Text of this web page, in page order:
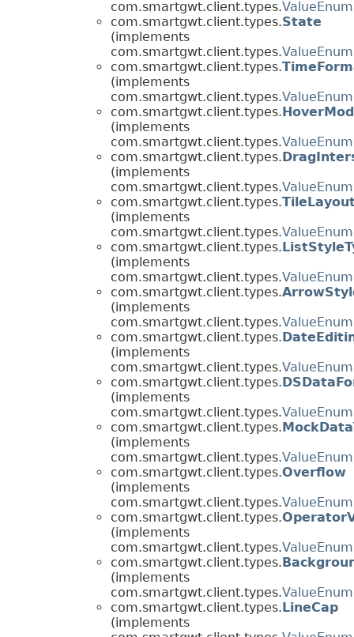
com.smartgwt.client.types.ValueEnum
com.smartgwt.client.types.State
(implements
com.smartgwt.client.types.ValueEnum
com.smartgwt.client.types.
(implements
com.smartgwt.client.types.ValueEnum
com.smartgwt.client.types.
(implements
com.smartgwt.client.types.ValueEnum
com.smartgwt.client.types.
(implements
com.smartgwt.client.types.ValueEnum
com.smartgwt.client.types.
(implements
com.smartgwt.client.types.ValueEnum
com.smartgwt.client.types.
(implements
com.smartgwt.client.types.ValueEnum
com.smartgwt.client.types.
(implements
com.smartgwt.client.types.ValueEnum
com.smartgwt.client.types.
(implements
com.smartgwt.client.types.ValueEnum
com.smartgwt.client.types.
(implements
com.smartgwt.client.types.ValueEnum
com.smartgwt.client.types.
(implements
com.smartgwt.client.types.ValueEnum
com.smartgwt.client.types.Overflow
(implements
com.smartgwt.client.types.ValueEnum
com.smartgwt.client.types.
(implements
com.smartgwt.client.types.ValueEnum
com.smartgwt.client.types.
(implements
com.smartgwt.client.types.ValueEnum
com.smartgwt.client.types.LineCap
(implements